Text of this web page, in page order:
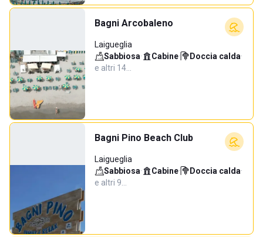
Bagni Arcobaleno
Laigueglia
Sabbiosa· Cabine· Doccia calda·
e altri 14…
Bagni Pino Beach Club
Laigueglia
Sabbiosa· Cabine· Doccia calda·
e altri 9…